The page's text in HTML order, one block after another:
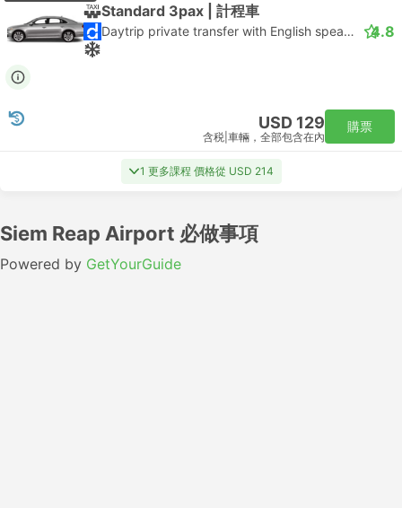
Standard 3pax | 計程車
Daytrip private transfer with English speaking driver 4.8
USD 129
含税 車輛，全部包含在內
購票
1 更多課程 價格從 USD 214
Siem Reap Airport 必做事項
Powered by GetYourGuide